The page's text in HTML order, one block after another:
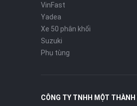
VinFast
Yadea
Xe 50 phân khối
Suzuki
Phụ tùng
CÔNG TY TNHH MỘT